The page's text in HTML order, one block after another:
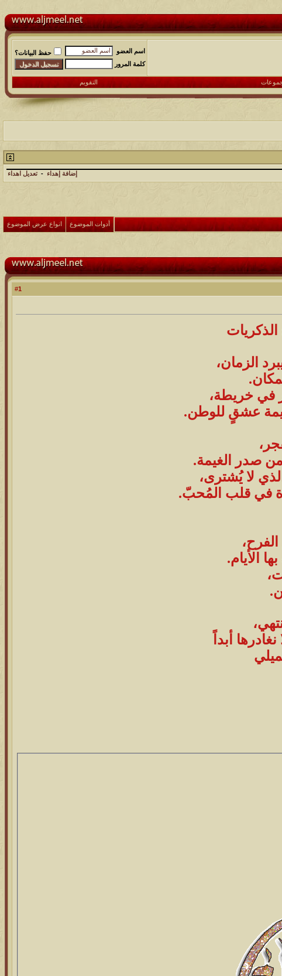
اسم العضو
حفظ البيانات؟
كلمة المرور
التقويم
إضافة إهداء - تعديل اهداء
أدوات الموضوع انواع عرض الموضوع
1
الزمان،
في خريطة،
عشقٍ للوطن.
صدر الغيمة.
لا يُشترى،
في قلب المُحبّ.
الأيام.
أبداً